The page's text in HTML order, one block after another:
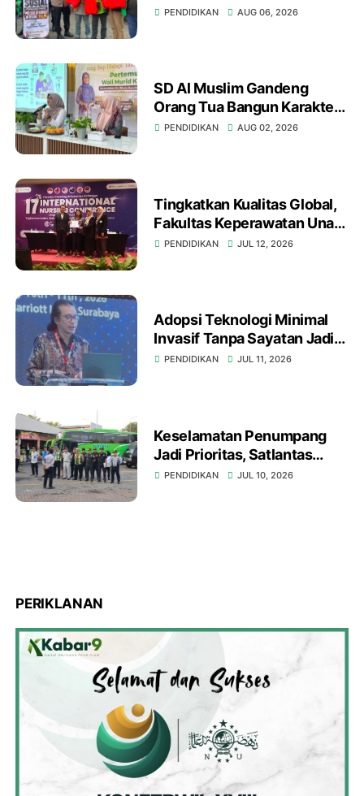
Kebomas dan YALPK Group
PENDIDIKAN AUG 06, 2026
SD Al Muslim Gandeng
Orang Tua Bangun Karakter
Anak Hadapi Tantangan
PENDIDIKAN AUG 02, 2026
Tingkatkan Kualitas Global,
Fakultas Keperawatan Unair
Gelar International Nursing
PENDIDIKAN JUL 12, 2026
Adopsi Teknologi Minimal
Invasif Tanpa Sayatan Jadi
Fokus di 43rd Fiesta Urology
PENDIDIKAN JUL 11, 2026
Keselamatan Penumpang
Jadi Prioritas, Satlantas
Polres Gresik Bersama
PENDIDIKAN JUL 10, 2026
PERIKLANAN